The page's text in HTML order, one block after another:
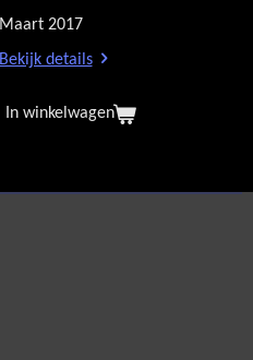
Maart 2017
Bekijk details
In winkelwagen